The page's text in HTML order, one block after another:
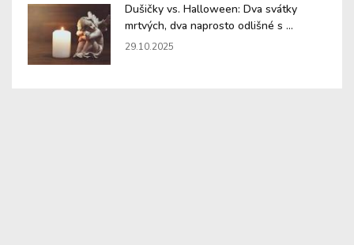
Dušičky vs. Halloween: Dva svátky
mrtvých, dva naprosto odlišné s ...
29.10.2025